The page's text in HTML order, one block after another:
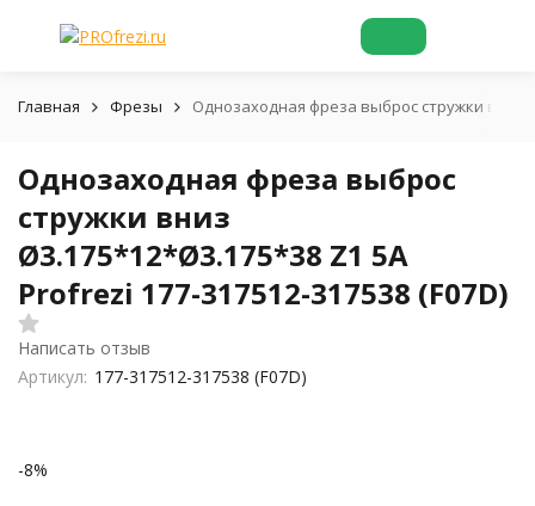
Главная Фрезы Однозаходная фреза выброс стружки вниз
Однозаходная фреза выброс
стружки вниз
Ø3.175*12*Ø3.175*38 Z1 5A
Profrezi 177-317512-317538 (F07D)
Написать отзыв
Артикул: 177-317512-317538 (F07D)
-8%